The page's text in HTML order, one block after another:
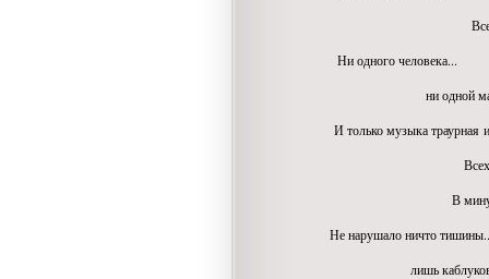
Все в городе
Ни одного человека...
ни одной
И только музыка траурная
Всех к
В минуте
Не нарушало ничто
лишь каблуков ее да